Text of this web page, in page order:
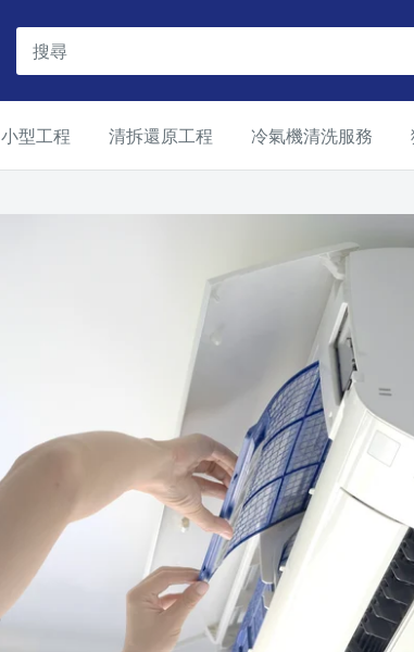
小型工程 清拆還原工程 冷氣機清洗服務